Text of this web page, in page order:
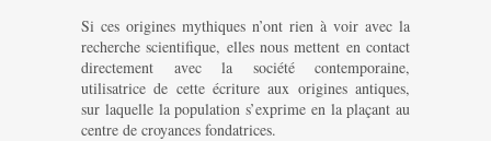
Si ces origines mythiques n’ont rien à voir avec la
recherche scientifique, elles nous mettent en contact
directement avec la société contemporaine,
utilisatrice de cette écriture aux origines antiques,
sur laquelle la population s’exprime en la plaçant au
centre de croyances fondatrices.